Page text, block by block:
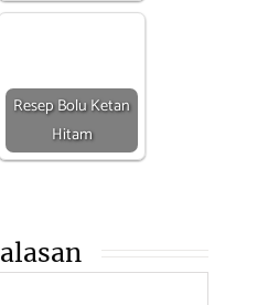
Resep Bolu Ketan
Hitam